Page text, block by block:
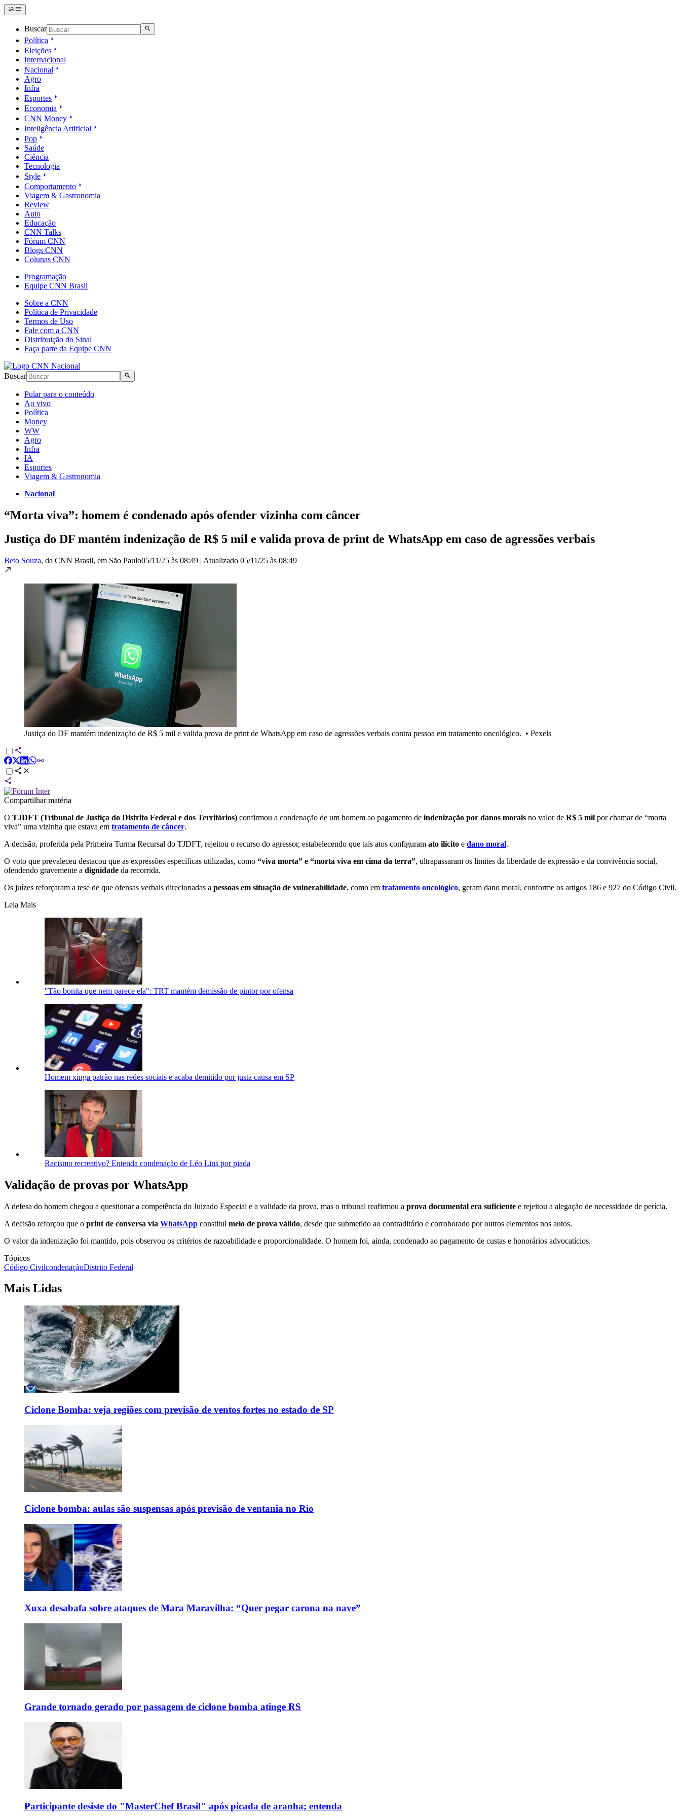
Buscar
Política
Eleições
Internacional
Nacional
Agro
Infra
Esportes
Economia
CNN Money
Inteligência Artificial
Pop
Saúde
Ciência
Tecnologia
Style
Comportamento
Viagem & Gastronomia
Review
Auto
Educação
CNN Talks
Fórum CNN
Blogs CNN
Colunas CNN
Programação
Equipe CNN Brasil
Sobre a CNN
Política de Privacidade
Termos de Uso
Fale com a CNN
Distribuição do Sinal
Faça parte da Equipe CNN
Buscar
Pular para o conteúdo
Ao vivo
Política
Money
WW
Agro
Infra
IA
Esportes
Viagem & Gastronomia
Nacional
“Morta viva”: homem é condenado após ofender vizinha com câncer
Justiça do DF mantém indenização de R$ 5 mil e valida prova de print de WhatsApp em caso de agressões verbais
Beto Souza, da CNN Brasil, em São Paulo05/11/25 às 08:49 | Atualizado 05/11/25 às 08:49
Justiça do DF mantém indenização de R$ 5 mil e valida prova de print de WhatsApp em caso de agressões verbais contra pessoa em tratamento oncológico. • Pexels
Compartilhar matéria
O TJDFT (Tribunal de Justiça do Distrito Federal e dos Territórios) confirmou a condenação de um homem ao pagamento de indenização por danos morais no valor de R$ 5 mil por chamar de “morta
viva” uma vizinha que estava em tratamento de câncer.
A decisão, proferida pela Primeira Turma Recursal do TJDFT, rejeitou o recurso do agressor, estabelecendo que tais atos configuram ato ilícito e dano moral.
O voto que prevaleceu destacou que as expressões específicas utilizadas, como “viva morta” e “morta viva em cima da terra”, ultrapassaram os limites da liberdade de expressão e da convivência social,
ofendendo gravemente a dignidade da recorrida.
Os juízes reforçaram a tese de que ofensas verbais direcionadas a pessoas em situação de vulnerabilidade, como em tratamento oncológico, geram dano moral, conforme os artigos 186 e 927 do Código Civil.
Leia Mais
"Tão bonita que nem parece ela": TRT mantém demissão de pintor por ofensa
Homem xinga patrão nas redes sociais e acaba demitido por justa causa em SP
Racismo recreativo? Entenda condenação de Léo Lins por piada
Validação de provas por WhatsApp
A defesa do homem chegou a questionar a competência do Juizado Especial e a validade da prova, mas o tribunal reafirmou a prova documental era suficiente e rejeitou a alegação de necessidade de perícia.
A decisão reforçou que o print de conversa via WhatsApp constitui meio de prova válido, desde que submetido ao contraditório e corroborado por outros elementos nos autos.
O valor da indenização foi mantido, pois observou os critérios de razoabilidade e proporcionalidade. O homem foi, ainda, condenado ao pagamento de custas e honorários advocatícios.
Tópicos
Código CivilcondenaçãoDistrito Federal
Mais Lidas
Ciclone Bomba: veja regiões com previsão de ventos fortes no estado de SP
Ciclone bomba: aulas são suspensas após previsão de ventania no Rio
Xuxa desabafa sobre ataques de Mara Maravilha: “Quer pegar carona na nave”
Grande tornado gerado por passagem de ciclone bomba atinge RS
Participante desiste do "MasterChef Brasil" após picada de aranha; entenda